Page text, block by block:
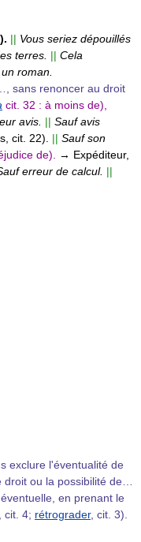
|| Vous seriez dépouillés
terres. || Cela
roman.
sans renoncer au droit
cit. 32 : à moins de),
avis. || Sauf avis
cit. 22). || Sauf son
de).
→ Expéditeur,
erreur de calcul. ||
exclure l'éventualité de
ou la possibilité de…
en prenant le
cit. 4; rétrograder, cit. 3).